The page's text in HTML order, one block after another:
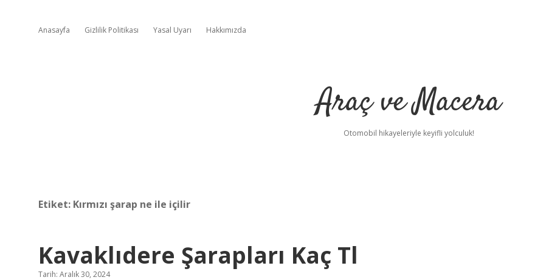
Anasayfa Gizlilik Politikası Yasal Uyarı Hakkımızda
Araç ve Macera
Otomobil hikayeleriyle keyifli yolculuk!
Etiket: Kırmızı şarap ne ile içilir
Kavaklıdere Şarapları Kaç Tl
Tarih: Aralık 30, 2024